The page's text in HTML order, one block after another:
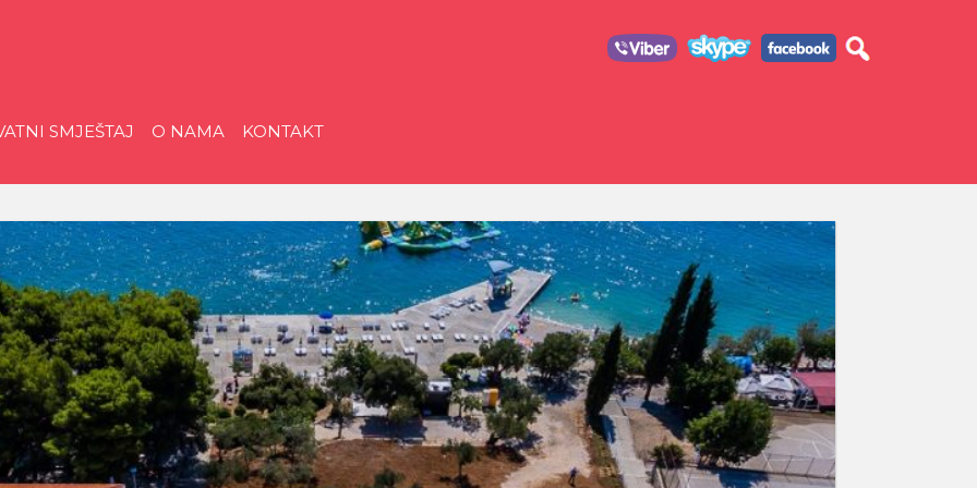
SMJEŠTAJ O NAMA KONTAKT